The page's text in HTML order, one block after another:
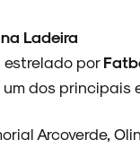
Ladeira
estrelado por
dos principais
Arcoverde,